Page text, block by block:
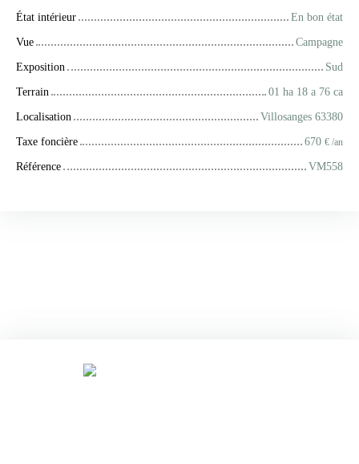
État intérieur
En bon état
Vue
Campagne
Exposition
Sud
Terrain
01 ha 18 a 76 ca
Localisation
Villosanges 63380
Taxe foncière
670 € /an
Référence VM558